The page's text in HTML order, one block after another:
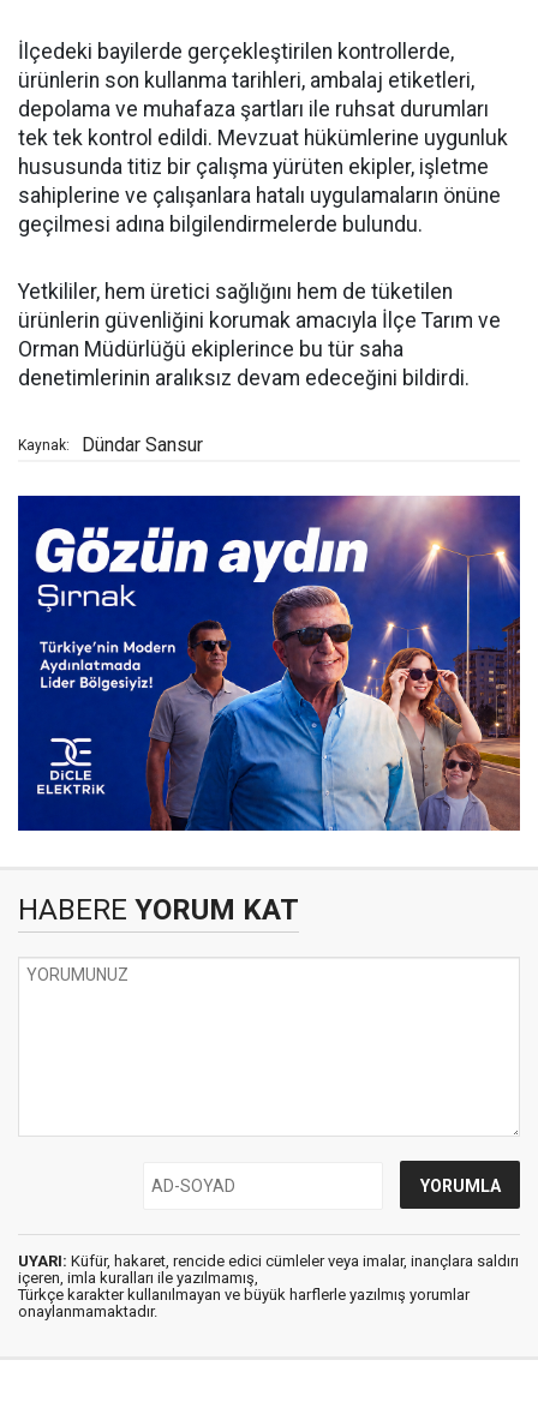
İlçedeki bayilerde gerçekleştirilen kontrollerde,
ürünlerin son kullanma tarihleri, ambalaj etiketleri,
depolama ve muhafaza şartları ile ruhsat durumları
tek tek kontrol edildi. Mevzuat hükümlerine uygunluk
hususunda titiz bir çalışma yürüten ekipler, işletme
sahiplerine ve çalışanlara hatalı uygulamaların önüne
geçilmesi adına bilgilendirmelerde bulundu.
Yetkililer, hem üretici sağlığını hem de tüketilen
ürünlerin güvenliğini korumak amacıyla İlçe Tarım ve
Orman Müdürlüğü ekiplerince bu tür saha
denetimlerinin aralıksız devam edeceğini bildirdi.
Kaynak: Dündar Sansur
HABERE YORUM KAT
UYARI: Küfür, hakaret, rencide edici cümleler veya imalar, inançlara saldırı
içeren, imla kuralları ile yazılmamış,
Türkçe karakter kullanılmayan ve büyük harflerle yazılmış yorumlar
onaylanmamaktadır.